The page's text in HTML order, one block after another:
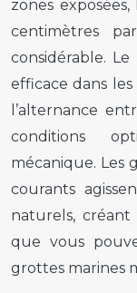
zones
centimètres
considérable. Le
efficace dans
l’alternance
conditions
mécanique. Les
courants
naturels, créant
que vous
grottes marines